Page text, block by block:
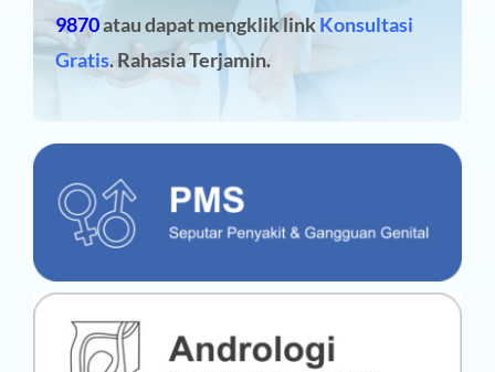
9870atau dapat mengklik linkKonsultasi
Gratis. Rahasia Terjamin.